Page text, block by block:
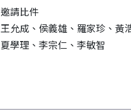
邀請比件
王允成、侯義雄、羅家珍、黃
夏學理、李宗仁、李敏智